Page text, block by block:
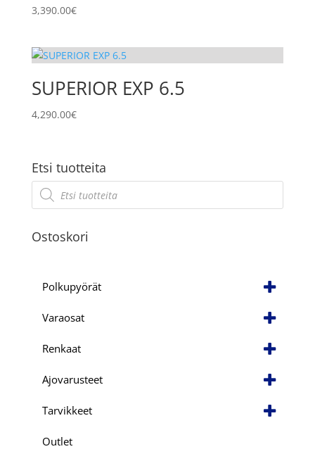
3,390.00€
SUPERIOR EXP 6.5
4,290.00€
Etsi tuotteita
Products
search
Ostoskori
Polkupyörät
Varaosat
Renkaat
Ajovarusteet
Tarvikkeet
Outlet